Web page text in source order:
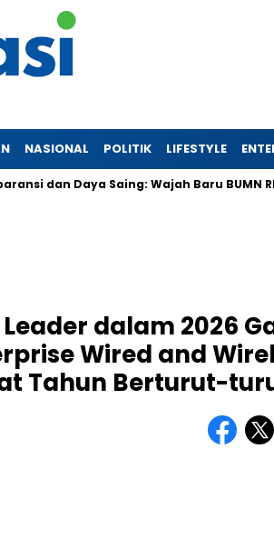
NASIONAL POLITIK LIFESTYLE
Daya Saing: Wajah Baru BUMN RI di
dalam 2026
Wired and
Tahun Berturut-